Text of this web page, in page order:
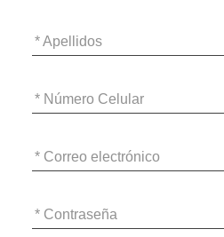
* Apellidos
* Número Celular
* Correo electrónico
* Contraseña